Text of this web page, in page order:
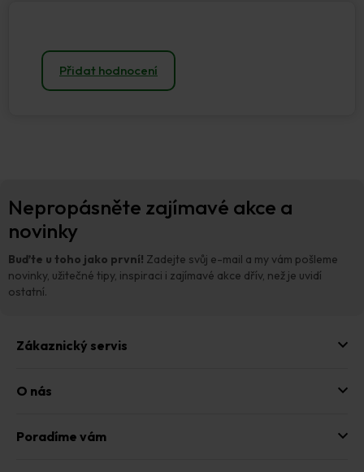
Přidat hodnocení
Nepropásněte zajímavé akce a
novinky
Buďte u toho jako první! Zadejte svůj e-mail a my vám pošleme
novinky, užitečné tipy, inspiraci i zajímavé akce dřív, než je uvidí
ostatní.
Zákaznický servis
O nás
Poradíme vám